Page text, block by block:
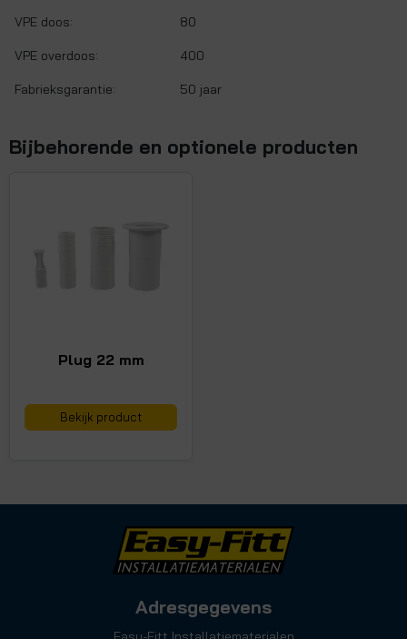
VPE doos: 80
VPE overdoos: 400
Fabrieksgarantie: 50 jaar
Bijbehorende en optionele producten
Plug 22 mm
Bekijk product
Adresgegevens